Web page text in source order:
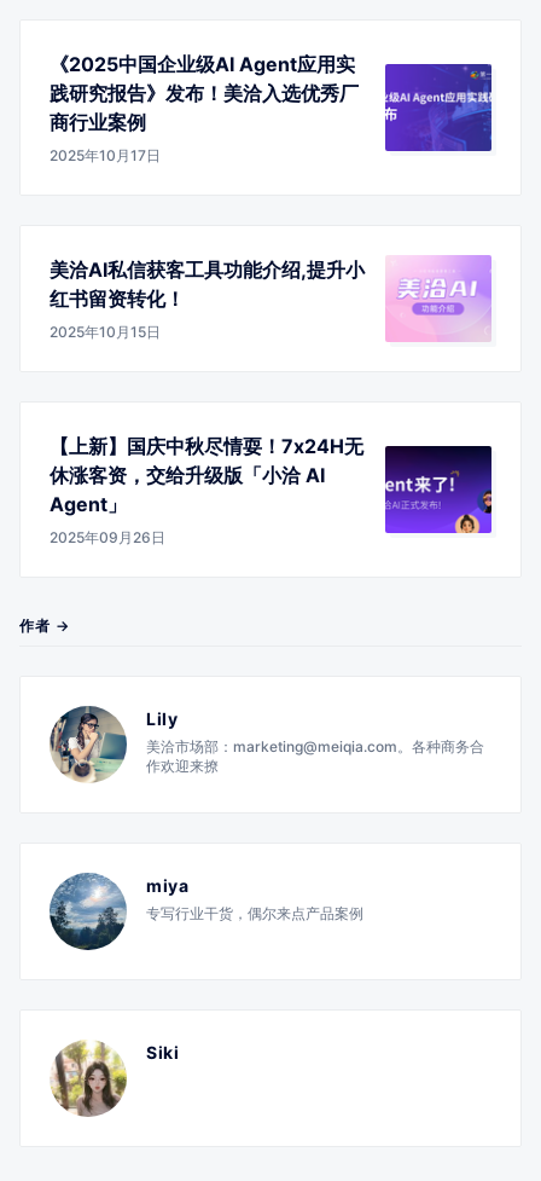
《2025中国企业级AI Agent应用实
践研究报告》发布！美洽入选优秀厂
商行业案例
2025年10月17日
美洽AI私信获客工具功能介绍,提升小
红书留资转化！
2025年10月15日
【上新】国庆中秋尽情耍！7x24H无
休涨客资，交给升级版「小洽 AI
Agent」
2025年09月26日
作者 →
Lily
美洽市场部：marketing@meiqia.com。各种商务合
作欢迎来撩
miya
专写行业干货，偶尔来点产品案例
Siki